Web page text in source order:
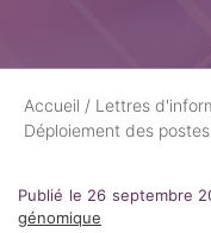
Accueil / Lettres
Déploiement des
Publié le 26 septembre
génomique